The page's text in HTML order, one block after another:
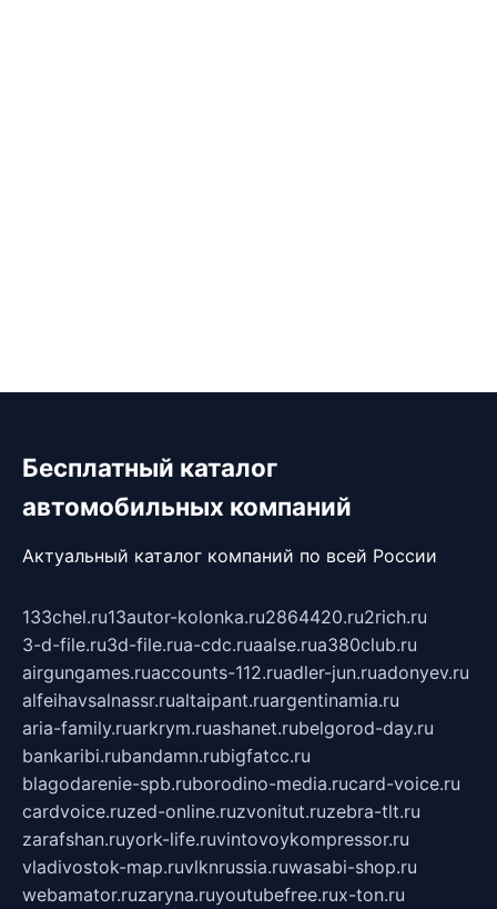
Бесплатный каталог
автомобильных компаний
Актуальный каталог компаний по всей России
133chel.ru13autor-kolonka.ru2864420.ru2rich.ru
3-d-file.ru3d-file.rua-cdc.ruaalse.rua380club.ru
airgungames.ruaccounts-112.ruadler-jun.ruadonyev.ru
alfeihavsalnassr.rualtaipant.ruargentinamia.ru
aria-family.ruarkrym.ruashanet.rubelgorod-day.ru
bankaribi.rubandamn.rubigfatcc.ru
blagodarenie-spb.ruborodino-media.rucard-voice.ru
cardvoice.ruzed-online.ruzvonitut.ruzebra-tlt.ru
zarafshan.ruyork-life.ruvintovoykompressor.ru
vladivostok-map.ruvlknrussia.ruwasabi-shop.ru
webamator.ruzaryna.ruyoutubefree.rux-ton.ru